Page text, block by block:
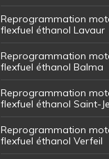
Reprogrammation
flexfuel éthanol Lavaur
Reprogrammation
flexfuel éthanol Balma
Reprogrammation
flexfuel éthanol Saint-
Reprogrammation
flexfuel éthanol Verfeil